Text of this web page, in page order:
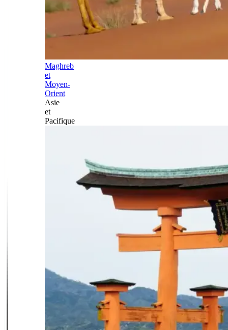
Maghreb
et
Moyen-
Orient
Asie
et
Pacifique